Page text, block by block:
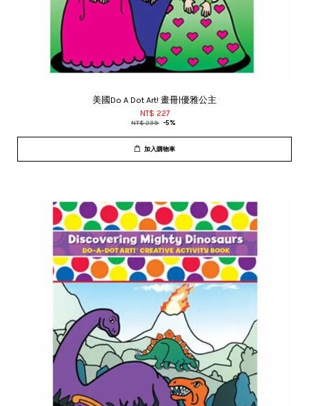
美國Do A Dot Art! 畫冊|優雅公主
NT$ 227
NT$ 239 -5%
加入購物車